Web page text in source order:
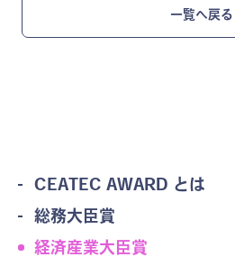
一覧へ戻る
CEATEC AWARD とは
総務大臣賞
経済産業大臣賞